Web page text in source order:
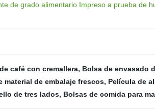
de grado alimentario Impreso a prueba de
café con cremallera, Bolsa de envasado
material de embalaje frescos, Película de
de tres lados, Bolsas de comida para